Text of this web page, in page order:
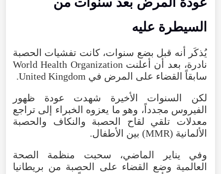
السيطرة عليه
يُذكَر أنه قبل بضع سنوات، كانت تفشيات الحصبة
نادرة، بعد أن أعلنت World Health Organization
سابقاً القضاء على المرض في United Kingdom.
لكن السنوات الأخيرة شهدت عودة ظهور
الفيروس مجدداً، وهو ما يعزوه الخبراء إلى تراجع
معدلات تلقي لقاح الحصبة والنكاف والحصبة
الألمانية (MMR) بين الأطفال.
وفي يناير الماضي، سحبت منظمة الصحة
العالمية وضع القضاء على الحصبة من بريطانيا